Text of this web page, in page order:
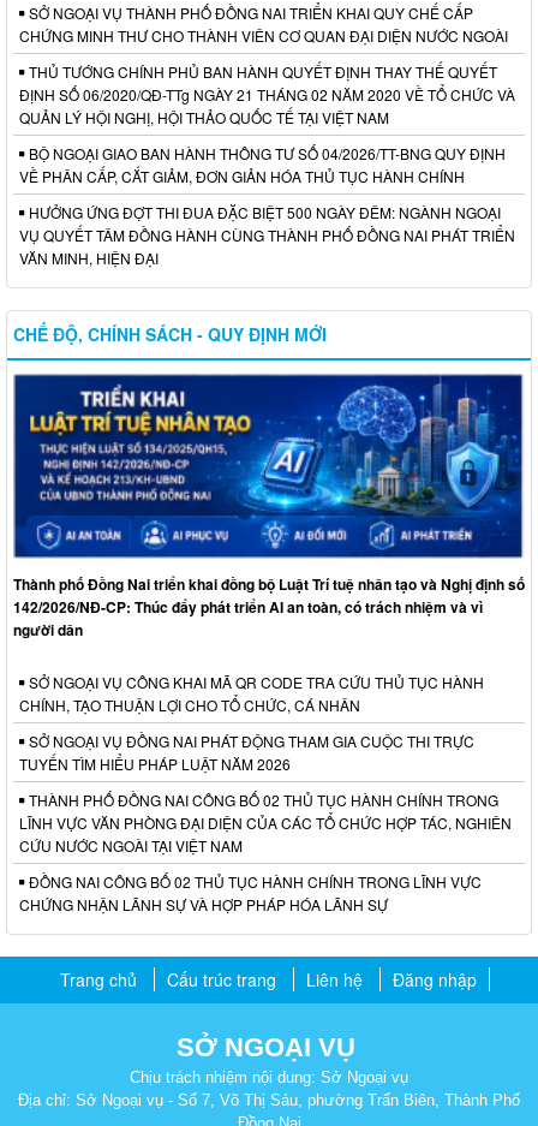
SỞ NGOẠI VỤ THÀNH PHỐ ĐỒNG NAI TRIỂN KHAI QUY CHẾ CẤP
CHỨNG MINH THƯ CHO THÀNH VIÊN CƠ QUAN ĐẠI DIỆN NƯỚC NGOÀI
THỦ TƯỚNG CHÍNH PHỦ BAN HÀNH QUYẾT ĐỊNH THAY THẾ QUYẾT
ĐỊNH SỐ 06/2020/QĐ-TTg NGÀY 21 THÁNG 02 NĂM 2020 VỀ TỔ CHỨC VÀ
QUẢN LÝ HỘI NGHỊ, HỘI THẢO QUỐC TẾ TẠI VIỆT NAM
BỘ NGOẠI GIAO BAN HÀNH THÔNG TƯ SỐ 04/2026/TT-BNG QUY ĐỊNH
VỀ PHÂN CẤP, CẮT GIẢM, ĐƠN GIẢN HÓA THỦ TỤC HÀNH CHÍNH
HƯỞNG ỨNG ĐỢT THI ĐUA ĐẶC BIỆT 500 NGÀY ĐÊM: NGÀNH NGOẠI
VỤ QUYẾT TÂM ĐỒNG HÀNH CÙNG THÀNH PHỐ ĐỒNG NAI PHÁT TRIỂN
VĂN MINH, HIỆN ĐẠI
CHẾ ĐỘ, CHÍNH SÁCH - QUY ĐỊNH MỚI
Thành phố Đồng Nai triển khai đồng bộ Luật Trí tuệ nhân tạo và Nghị định số
142/2026/NĐ-CP: Thúc đẩy phát triển AI an toàn, có trách nhiệm và vì
người dân
SỞ NGOẠI VỤ CÔNG KHAI MÃ QR CODE TRA CỨU THỦ TỤC HÀNH
CHÍNH, TẠO THUẬN LỢI CHO TỔ CHỨC, CÁ NHÂN
SỞ NGOẠI VỤ ĐỒNG NAI PHÁT ĐỘNG THAM GIA CUỘC THI TRỰC
TUYẾN TÌM HIỂU PHÁP LUẬT NĂM 2026
THÀNH PHỐ ĐỒNG NAI CÔNG BỐ 02 THỦ TỤC HÀNH CHÍNH TRONG
LĨNH VỰC VĂN PHÒNG ĐẠI DIỆN CỦA CÁC TỔ CHỨC HỢP TÁC, NGHIÊN
CỨU NƯỚC NGOÀI TẠI VIỆT NAM
ĐỒNG NAI CÔNG BỐ 02 THỦ TỤC HÀNH CHÍNH TRONG LĨNH VỰC
CHỨNG NHẬN LÃNH SỰ VÀ HỢP PHÁP HÓA LÃNH SỰ
Trang chủ Cấu trúc trang Liên hệ Đăng nhập
SỞ NGOẠI VỤ
Chịu trách nhiệm nội dung: Sở Ngoại vụ
Địa chỉ: Sở Ngoại vụ - Số 7, Võ Thị Sáu, phường Trấn Biên, Thành Phố